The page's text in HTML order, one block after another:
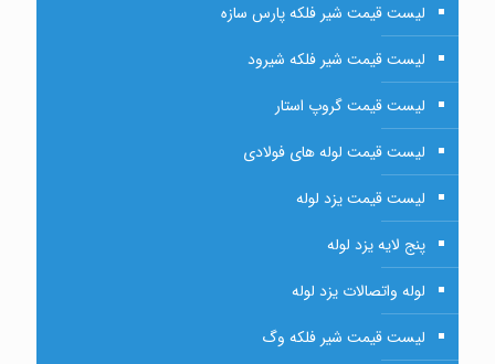
لیست قیمت شیر فلکه پارس سازه
لیست قیمت شیر فلکه شیرود
لیست قیمت گروپ استار
لیست قیمت لوله های فولادی
لیست قیمت یزد لوله
پنج لایه یزد لوله
لوله واتصالات یزد لوله
لیست قیمت شیر فلکه وگ